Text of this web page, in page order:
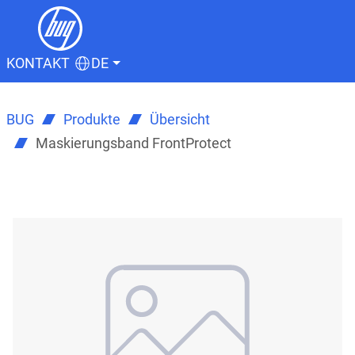
KONTAKT DE
BUG Produkte
Übersicht
Maskierungsband FrontProtect